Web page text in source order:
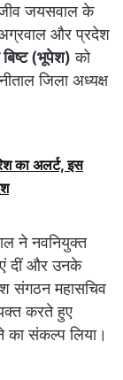
जयसवाल के
और प्रदेश
(भूपेश) को
जिला अध्यक्ष
का अलर्ट, इस
ने नवनियुक्त
दीं और उनके
संगठन महासचिव
करते हुए
संकल्प लिया।